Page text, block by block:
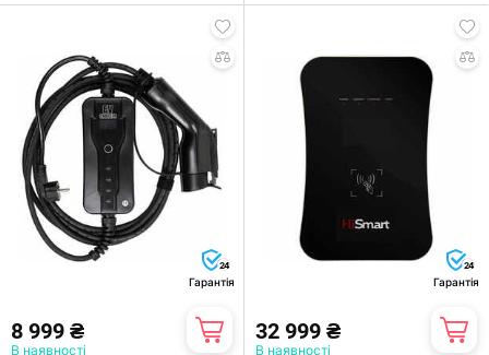
24
Гарантія
8 999 ₴
В наявності
24
Гарантія
32 999 ₴
В наявності